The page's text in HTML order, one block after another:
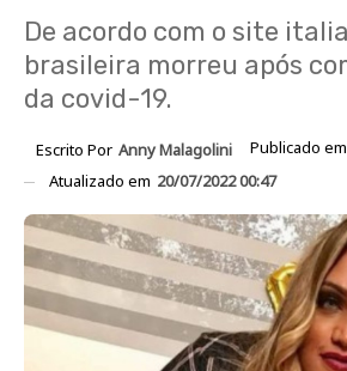
De acordo com o site
brasileira morreu após
da covid-19.
Escrito Por Anny Malagolini Publicado em
Atualizado em 20/07/2022 00:47